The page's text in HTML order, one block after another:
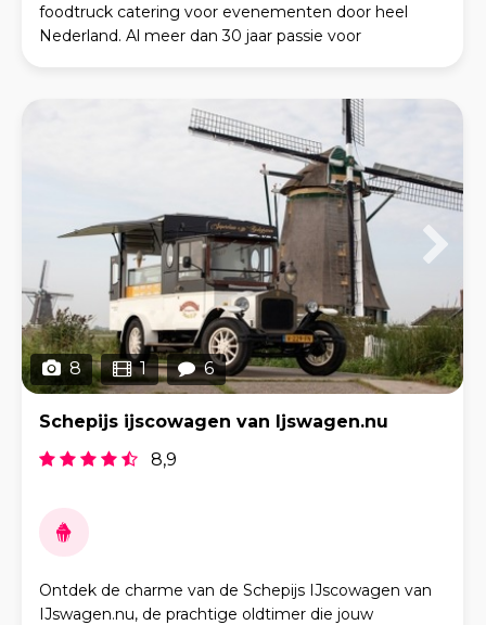
foodtruck catering voor evenementen door heel
Nederland. Al meer dan 30 jaar passie voor
8 1 6
Schepijs ijscowagen van Ijswagen.nu
8,9
Ontdek de charme van de Schepijs IJscowagen van
IJswagen.nu, de prachtige oldtimer die jouw